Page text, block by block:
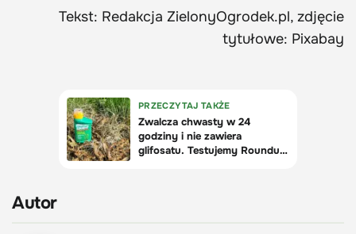
Tekst: Redakcja ZielonyOgrodek.pl, zdjęcie
tytułowe: Pixabay
Autor